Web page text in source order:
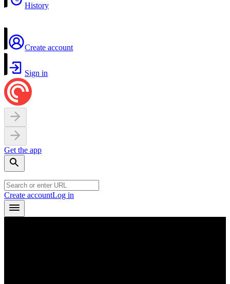
History
Create account
Sign in
Get the app
Create accountLog in